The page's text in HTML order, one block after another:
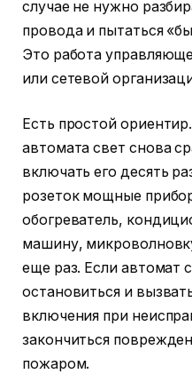
случае не нужно
провода и пытаться
Это работа
или сетевой
Есть простой
автомата свет снова
включать его десять
розеток мощные
обогреватель,
машину,
еще раз. Если автомат
остановиться и
включения при
закончиться
пожаром.